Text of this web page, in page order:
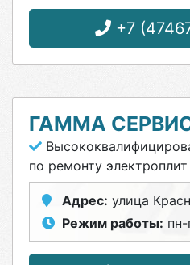
+7
ГАММА
по ремонту
Адрес: улица
Режим работы: пн-